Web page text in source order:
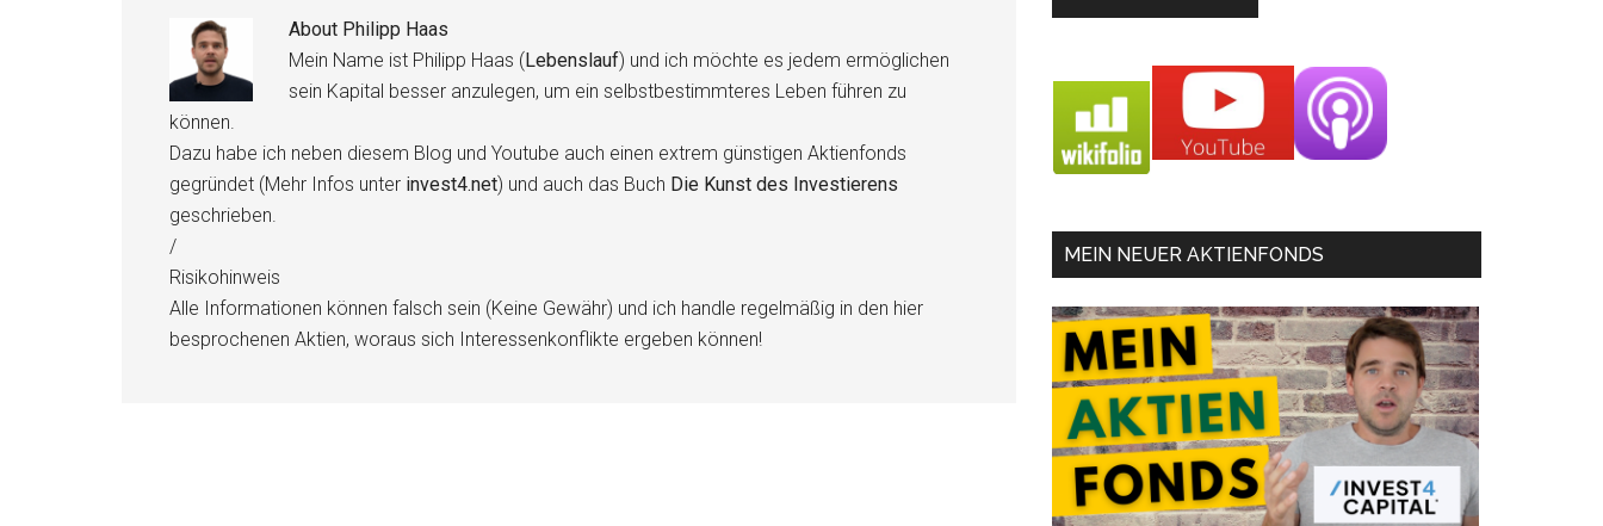
About Philipp Haas
Mein Name ist Philipp Haas (Lebenslauf) und ich möchte es jedem ermöglichen
sein Kapital besser anzulegen, um ein selbstbestimmteres Leben führen zu
können.
Dazu habe ich neben diesem Blog und Youtube auch einen extrem günstigen Aktienfonds
gegründet (Mehr Infos unter invest4.net) und auch das Buch Die Kunst des Investierens
geschrieben.
/
Risikohinweis
Alle Informationen können falsch sein (Keine Gewähr) und ich handle regelmäßig in den hier
besprochenen Aktien, woraus sich Interessenkonflikte ergeben können!
MEIN NEUER AKTIENFONDS